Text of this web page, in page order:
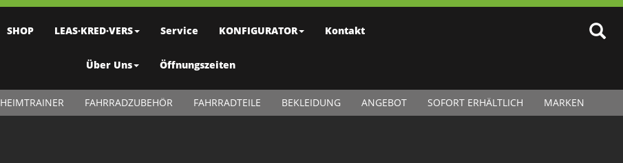
SHOP LEAS·KRED·VERS Service KONFIGURATOR Kontakt
Über Uns Öffnungszeiten
HEIMTRAINER FAHRRADZUBEHÖR FAHRRADTEILE BEKLEIDUNG ANGEBOT SOFORT ERHÄLTLICH MARKEN